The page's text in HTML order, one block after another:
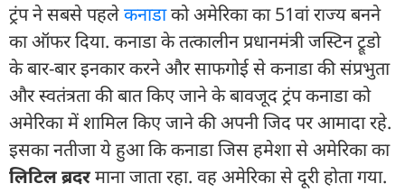
ट्रंप ने सबसे पहलेकनाडाको अमेरिका का 51वां राज्य बनने
का ऑफर दिया. कनाडा के तत्कालीन प्रधानमंत्री जस्टिन ट्रूडो
के बार-बार इनकार करने और साफगोई से कनाडा की संप्रभुता
और स्वतंत्रता की बात किए जाने के बावजूद ट्रंप कनाडा को
अमेरिका में शामिल किए जाने की अपनी जिद पर आमादा रहे.
इसका नतीजा ये हुआ कि कनाडा जिस हमेशा से अमेरिका का
लिटिल ब्रदरमाना जाता रहा. वह अमेरिका से दूरी होता गया.